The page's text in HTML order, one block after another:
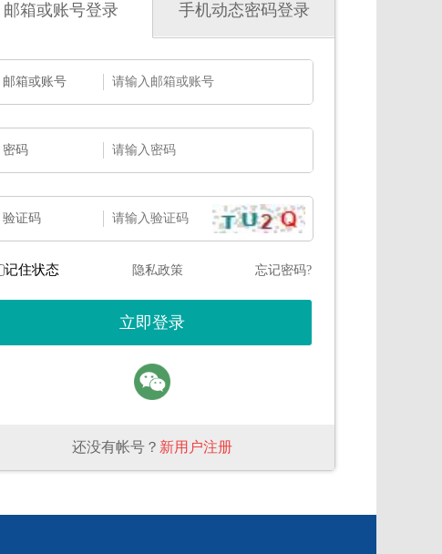
邮箱或账号登录 手机动态密码登录
邮箱或账号
密码
验证码
记住状态 隐私政策 忘记密码?
还没有帐号？ 新用户注册